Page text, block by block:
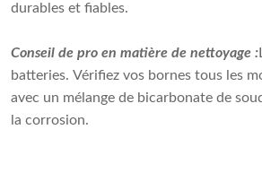
durables et fiables.
Conseil de pro en matière de nettoyage :
batteries. Vérifiez vos bornes tous les
avec un mélange de bicarbonate de
la corrosion.